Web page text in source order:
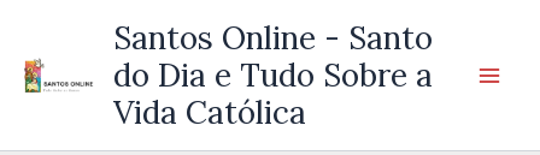
Santos Online - Santo
do Dia e Tudo Sobre a
Vida Católica